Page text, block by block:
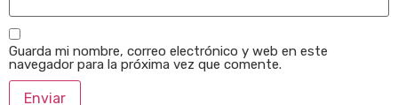
Guarda mi nombre, correo electrónico y web en este
navegador para la próxima vez que comente.